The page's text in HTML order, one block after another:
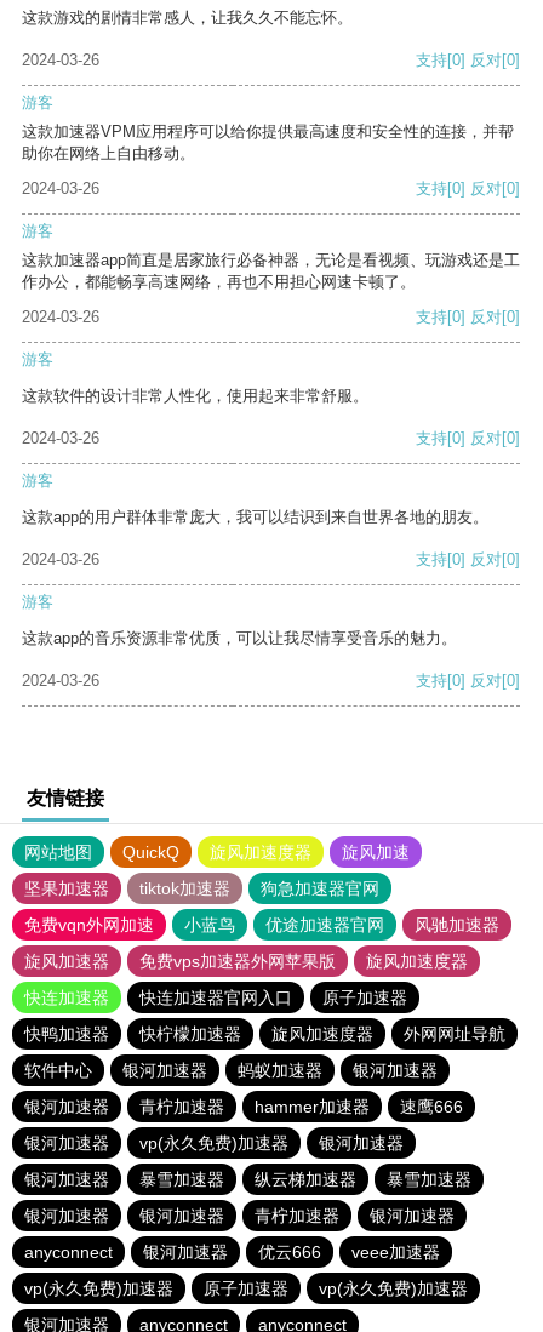
这款游戏的剧情非常感人，让我久久不能忘怀。
2024-03-26 支持[0] 反对[0]
游客
这款加速器VPM应用程序可以给你提供最高速度和安全性的连接，并帮
助你在网络上自由移动。
2024-03-26
支持[0] 反对[0]
游客
这款加速器app简直是居家旅行必备神器，无论是看视频、玩游戏还是工
作办公，都能畅享高速网络，再也不用担心网速卡顿了。
2024-03-26
支持[0] 反对[0]
游客
这款软件的设计非常人性化，使用起来非常舒服。
2024-03-26 支持[0] 反对[0]
游客
这款app的用户群体非常庞大，我可以结识到来自世界各地的朋友。
2024-03-26 支持[0] 反对[0]
游客
这款app的音乐资源非常优质，可以让我尽情享受音乐的魅力。
2024-03-26 支持[0] 反对[0]
友情链接
网站地图 QuickQ 旋风加速度器
旋风加速
坚果加速器
tiktok加速器
狗急加速器官网
免费vqn外网加速
小蓝鸟 优途加速器官网
风驰加速器
旋风加速器
免费vps加速器外网苹果版
旋风加速度器
快连加速器
快连加速器官网入口
原子加速器
快鸭加速器
快柠檬加速器 旋风加速度器
外网网址导航
软件中心
银河加速器 蚂蚁加速器
银河加速器
银河加速器
青柠加速器 hammer加速器
速鹰666
银河加速器
vp(永久免费)加速器
银河加速器
银河加速器
暴雪加速器 纵云梯加速器
暴雪加速器
银河加速器
银河加速器 青柠加速器
银河加速器
anyconnect
银河加速器 优云666
veee加速器
vp(永久免费)加速器
原子加速器
vp(永久免费)加速器
银河加速器
anyconnect anyconnect